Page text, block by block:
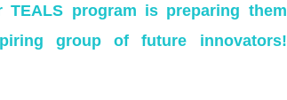
program is preparing them
group of future innovators!